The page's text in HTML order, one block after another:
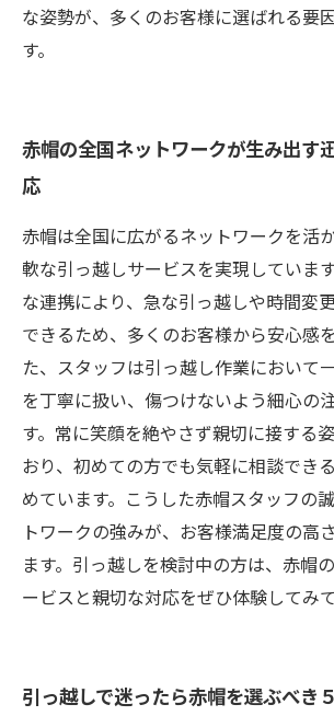
な姿勢が、多くのお客様に選ばれる要
す。
赤帽の全国ネットワークが生み出す
応
赤帽は全国に広がるネットワークを活
軟な引っ越しサービスを実現していま
な連携により、急な引っ越しや時間変
できるため、多くのお客様から安心感
た、スタッフは引っ越し作業において
を丁寧に扱い、傷つけないよう細心の
す。常に笑顔を絶やさず親切に接する
おり、初めての方でも気軽に相談でき
めています。こうした赤帽スタッフの
トワークの強みが、お客様満足度の高
ます。引っ越しを検討中の方は、赤帽
ービスと親切な対応をぜひ体験してみ
引っ越しで迷ったら赤帽を選ぶべき